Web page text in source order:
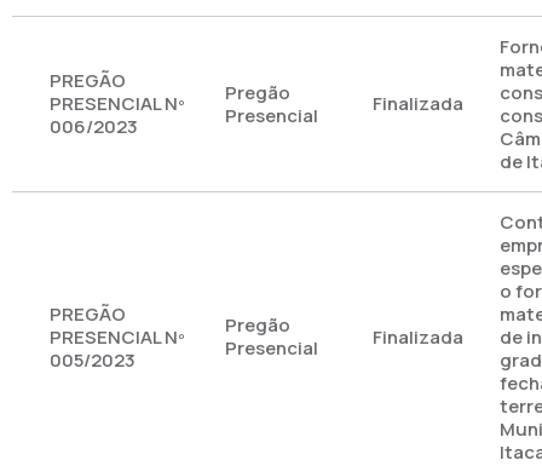
PREGÃO
PRESENCIAL Nº
006/2023
Pregão
Presencial
Finalizada
de
PREGÃO
PRESENCIAL Nº
005/2023
Pregão
Presencial
Finalizada
o
de